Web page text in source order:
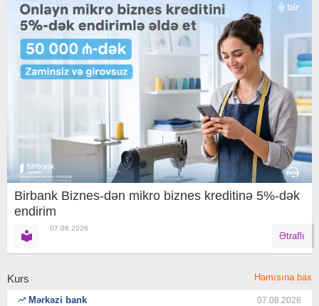
Birbank Biznes-dən mikro biznes kreditinə 5%-dək
endirim
07.08.2026
Ətraflı
Kurs Hamısına bax
Mərkəzi bank 07.08.2026